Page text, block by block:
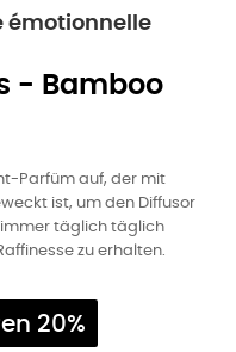
émotionnelle
- Bamboo
Parfüm auf, der mit
ist, um den Diffusor
täglich täglich
zu erhalten.
20%